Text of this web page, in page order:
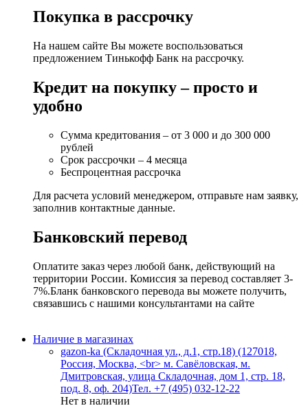
Покупка в рассрочку
На нашем сайте Вы можете воспользоваться
предложением Тинькофф Банк на рассрочку.
Кредит на покупку – просто и
удобно
Сумма кредитования – от 3 000 и до 300 000
рублей
Срок рассрочки – 4 месяца
Беспроцентная рассрочка
Для расчета условий менеджером, отправьте нам заявку,
заполнив контактные данные.
Банковский перевод
Оплатите заказ через любой банк, действующий на
территории России. Комиссия за перевод составляет 3-
7%.Бланк банковского перевода вы можете получить,
связавшись с нашими консультантами на сайте
Наличие в магазинах
gazon-ka (Складочная ул., д.1, стр.18) (127018,
Россия, Москва, <br> м. Савёловская, м.
Дмитровская, улица Складочная, дом 1, стр. 18,
под. 8, оф. 204)Тел. +7 (495) 032-12-22
Нет в наличии